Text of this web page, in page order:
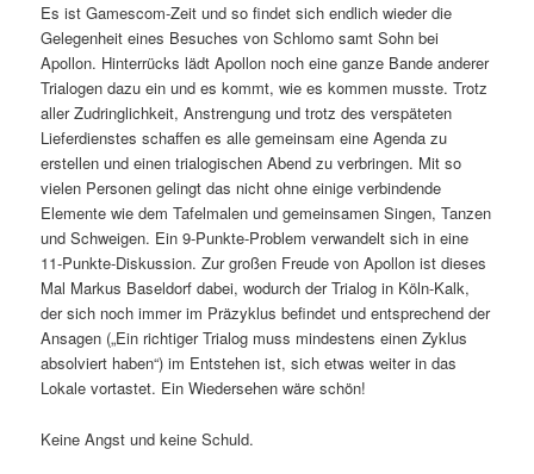
Es ist Gamescom-Zeit und so findet sich endlich wieder die
Gelegenheit eines Besuches von Schlomo samt Sohn bei
Apollon. Hinterrücks lädt Apollon noch eine ganze Bande anderer
Trialogen dazu ein und es kommt, wie es kommen musste. Trotz
aller Zudringlichkeit, Anstrengung und trotz des verspäteten
Lieferdienstes schaffen es alle gemeinsam eine Agenda zu
erstellen und einen trialogischen Abend zu verbringen. Mit so
vielen Personen gelingt das nicht ohne einige verbindende
Elemente wie dem Tafelmalen und gemeinsamen Singen, Tanzen
und Schweigen. Ein 9-Punkte-Problem verwandelt sich in eine
11-Punkte-Diskussion. Zur großen Freude von Apollon ist dieses
Mal Markus Baseldorf dabei, wodurch der Trialog in Köln-Kalk,
der sich noch immer im Präzyklus befindet und entsprechend der
Ansagen („Ein richtiger Trialog muss mindestens einen Zyklus
absolviert haben“) im Entstehen ist, sich etwas weiter in das
Lokale vortastet. Ein Wiedersehen wäre schön!
Keine Angst und keine Schuld.